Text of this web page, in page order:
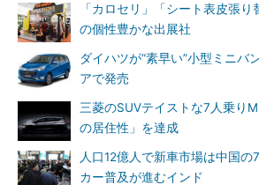
「カロセリ」「シート表皮張
の個性豊かな出展社
ダイハツが“素早い”小型ミニバ
アで発売
三菱のSUVテイストな7人乗り
の居住性」を達成
人口12億人で新車市場は中国の
カー普及が進むインド